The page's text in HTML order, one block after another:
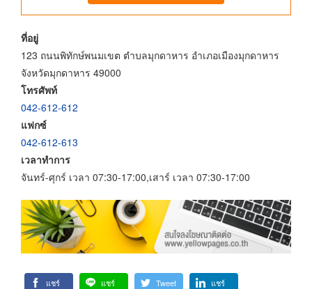
ที่อยู่
123 ถนนพิทักษ์พนมเขต ตำบลมุกดาหาร อำเภอเมืองมุกดาหาร
จังหวัดมุกดาหาร 49000
โทรศัพท์
042-612-612
แฟกซ์
042-612-613
เวลาทำการ
จันทร์-ศุกร์ เวลา 07:30-17:00,เสาร์ เวลา 07:30-17:00
แชร์ แชร์ Tweet แชร์